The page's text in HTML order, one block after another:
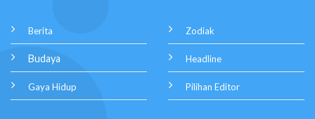
Berita
Budaya
Gaya Hidup
Zodiak
Headline
Pilihan Editor